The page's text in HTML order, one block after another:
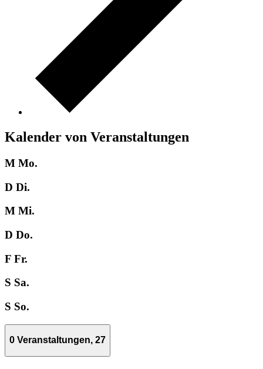
Kalender von Veranstaltungen
M Mo.
D Di.
M Mi.
D Do.
F Fr.
S Sa.
S So.
0 Veranstaltungen, 27